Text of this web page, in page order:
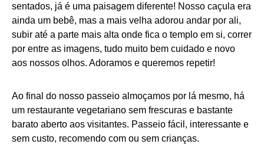
sentados, já é uma paisagem diferente! Nosso caçula era
ainda um bebê, mas a mais velha adorou andar por ali,
subir até a parte mais alta onde fica o templo em si, correr
por entre as imagens, tudo muito bem cuidado e novo
aos nossos olhos. Adoramos e queremos repetir!
Ao final do nosso passeio almoçamos por lá mesmo, há
um restaurante vegetariano sem frescuras e bastante
barato aberto aos visitantes. Passeio fácil, interessante e
sem custo, recomendo com ou sem crianças.